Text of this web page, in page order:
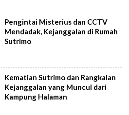
Pengintai Misterius dan CCTV
Mendadak, Kejanggalan di Rumah
Sutrimo
Kematian Sutrimo dan Rangkaian
Kejanggalan yang Muncul dari
Kampung Halaman